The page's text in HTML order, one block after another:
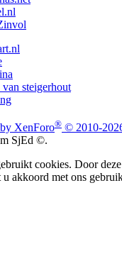
steigerhout
XenForo® © 2010-
SjEd ©.
cookies. Door
u akkoord met ons